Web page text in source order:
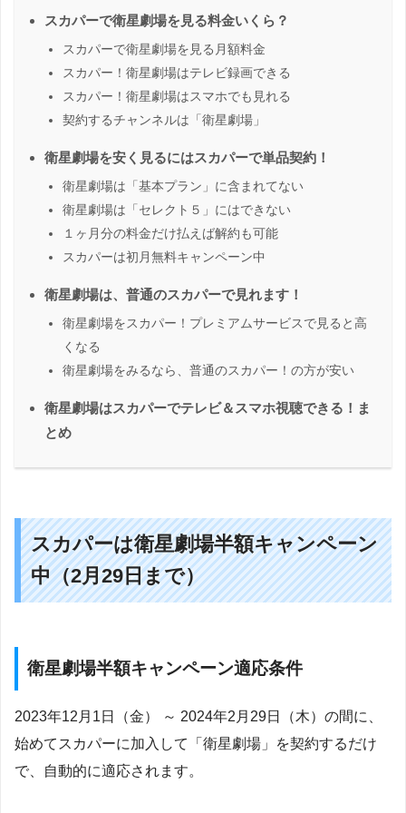
スカパーで衛星劇場を見る料金いくら？
スカパーで衛星劇場を見る月額料金
スカパー！衛星劇場はテレビ録画できる
スカパー！衛星劇場はスマホでも見れる
契約するチャンネルは「衛星劇場」
衛星劇場を安く見るにはスカパーで単品契約！
衛星劇場は「基本プラン」に含まれてない
衛星劇場は「セレクト５」にはできない
１ヶ月分の料金だけ払えば解約も可能
スカパーは初月無料キャンペーン中
衛星劇場は、普通のスカパーで見れます！
衛星劇場をスカパー！プレミアムサービスで見ると高
くなる
衛星劇場をみるなら、普通のスカパー！の方が安い
衛星劇場はスカパーでテレビ＆スマホ視聴できる！ま
とめ
スカパーは衛星劇場半額キャンペーン
中（2月29日まで）
衛星劇場半額キャンペーン適応条件
2023年12月1日（金） ～ 2024年2月29日（木）の間に、
始めてスカパーに加入して「衛星劇場」を契約するだけ
で、自動的に適応されます。